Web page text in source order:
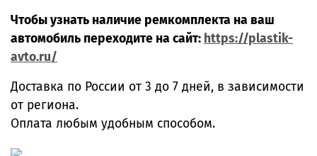
Чтобы узнать наличие ремкомплекта на ваш
автомобиль переходите на сайт: https://plastik-
avto.ru/
Доставка по России от 3 до 7 дней, в зависимости
от региона.
Оплата любым удобным способом.